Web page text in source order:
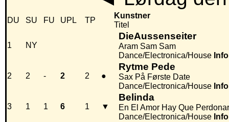
DU SU FU UPL TP
Kunstner
Titel
1 NY
DieAussenseiter
Aram Sam Sam
Dance/Electronica/House Info
2 2 - 2 2 ●
Rytme Pede
Sax På Første Date
Dance/Electronica/House Info
3 1 1 6 1 ▼
Belinda
En El Amor Hay Que Perdonar
Dance/Electronica/House Info